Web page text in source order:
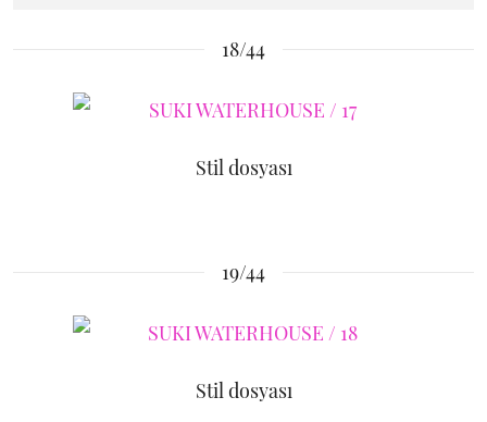
18/44
Stil dosyası
19/44
Stil dosyası